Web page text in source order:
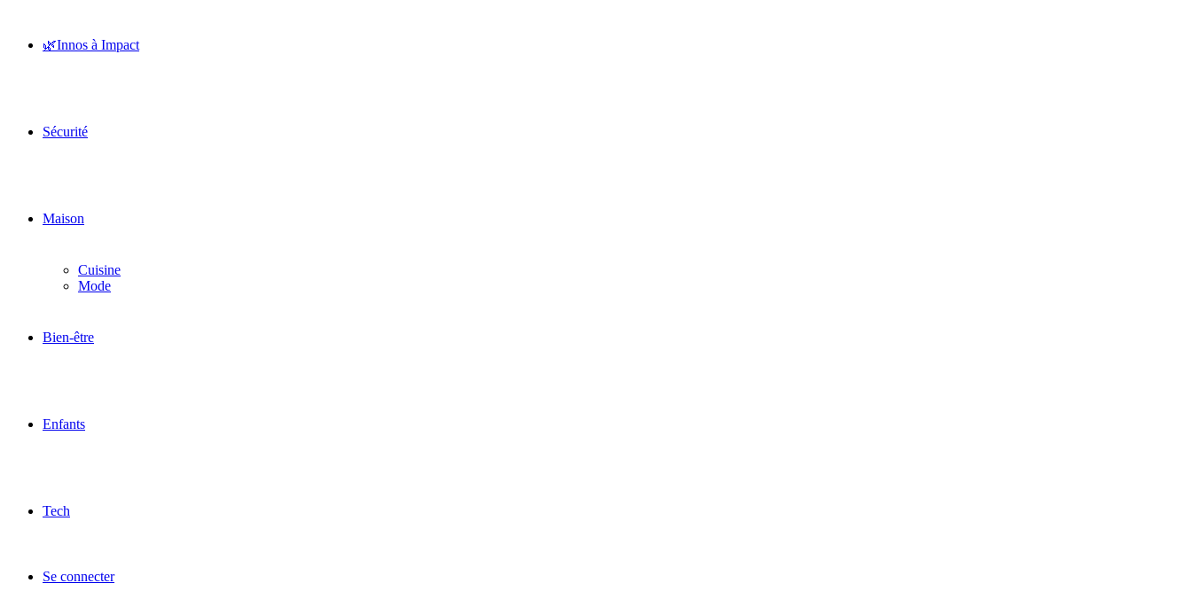
🌿Innos à Impact
Sécurité
Maison
Cuisine
Mode
Bien-être
Enfants
Tech
Se connecter